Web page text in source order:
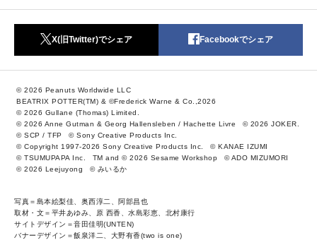
X(旧Twitter)でシェア Facebookでシェア
© 2026 Peanuts Worldwide LLC
BEATRIX POTTER(TM) & ©Frederick Warne & Co.,2026
© 2026 Gullane (Thomas) Limited.
© 2026 Anne Gutman & Georg Hallensleben / Hachette Livre
© 2026 JOKER.
© SCP / TFP
© Sony Creative Products Inc.
© Copyright 1997-2026 Sony Creative Products Inc.
© KANAE IZUMI
© TSUMUPAPA Inc.
TM and © 2026 Sesame Workshop
© ADO MIZUMORI
© 2026 Leejuyong
© みいるか
写真＝島本絵梨佳、奥西淳二、阿部昌也
取材・文＝平井あゆみ、原 西香、水島彩恵、北村康行
サイトデザイン＝音田佳明(UNTEN)
バナーデザイン＝飯泉洋二、大野有香(two is one)